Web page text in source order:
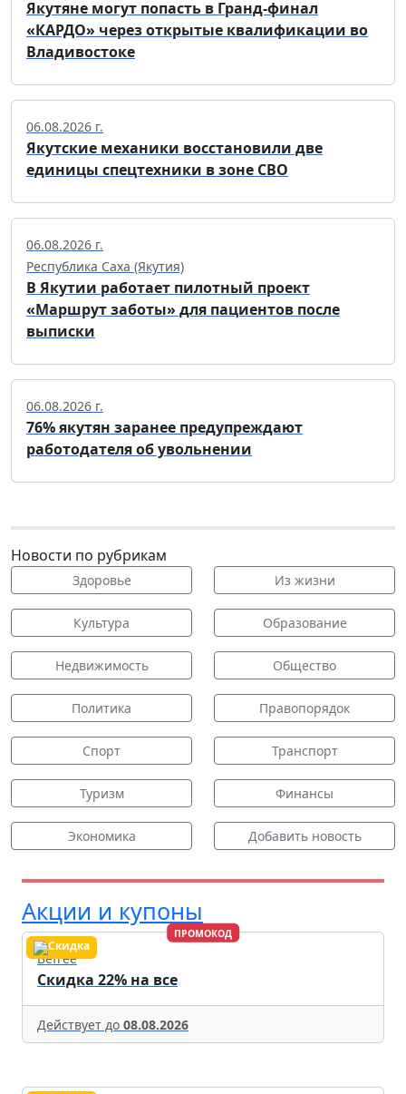
Якутяне могут попасть в Гранд-финал
«КАРДО» через открытые квалификации во
Владивостоке
06.08.2026 г.
Якутские механики восстановили две
единицы спецтехники в зоне СВО
06.08.2026 г.
Республика Саха (Якутия)
В Якутии работает пилотный проект
«Маршрут заботы» для пациентов после
выписки
06.08.2026 г.
76% якутян заранее предупреждают
работодателя об увольнении
Новости по рубрикам
Здоровье Из жизни
Культура Образование
Недвижимость Общество
Политика Правопорядок
Спорт Транспорт
Туризм Финансы
Экономика Добавить новость
Акции и купоны
ПРОМОКОД
Befree
Скидка 22% на все
Действует до 08.08.2026